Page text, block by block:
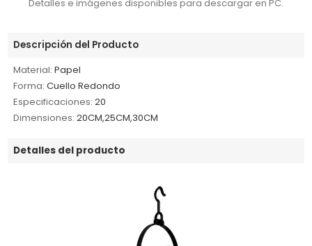
Detalles e imágenes disponibles para descargar en PC.
Descripción del Producto
Material: Papel
Forma: Cuello Redondo
Especificaciones: 20
Dimensiones: 20CM,25CM,30CM
Detalles del producto